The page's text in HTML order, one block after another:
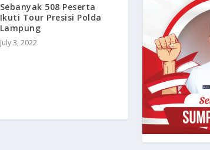
Sebanyak 508 Peserta
Ikuti Tour Presisi Polda
Lampung
July 3, 2022